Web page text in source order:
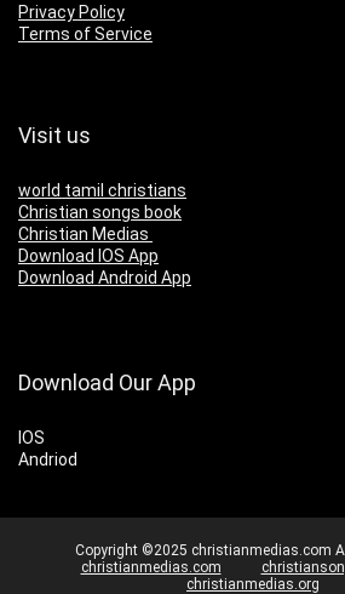
Privacy Policy
Terms of Service
Visit us
world tamil christians
Christian songs book
Christian Medias
Download IOS App
Download Android App
Download Our App
IOS
Andriod
Copyright ©2025 christianmedias.com
christianmedias.com
christianmedias.org